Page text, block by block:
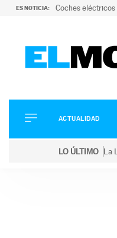
ES NOTICIA: Coches eléctricos
ELÉCTRICOS
CONDUCIR
ACTUALIDAD
LO ÚLTIMO La